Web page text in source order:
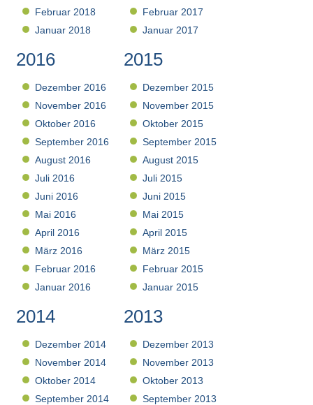
Februar 2018
Januar 2018
Februar 2017
Januar 2017
2016
Dezember 2016
November 2016
Oktober 2016
September 2016
August 2016
Juli 2016
Juni 2016
Mai 2016
April 2016
März 2016
Februar 2016
Januar 2016
2015
Dezember 2015
November 2015
Oktober 2015
September 2015
August 2015
Juli 2015
Juni 2015
Mai 2015
April 2015
März 2015
Februar 2015
Januar 2015
2014
Dezember 2014
November 2014
Oktober 2014
September 2014
2013
Dezember 2013
November 2013
Oktober 2013
September 2013